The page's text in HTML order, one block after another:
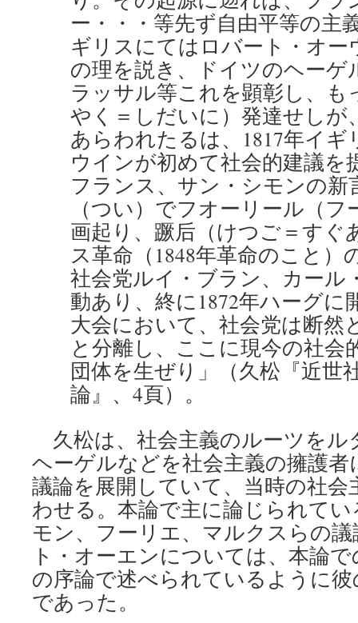
ー・・・等先ず自由平等の主
ギリスにてはロバート・オー
の理を説き、ドイツのヘーゲ
ラッサル等これを顕彰し、も
やく＝しだいに）発達せしが
あらわれたるは、1817年イギ
ウインが初めて社会的建議を
フランス、サン・シモンの新
（つい）でフオーリール（
画起り、蹶后（けつご＝すぐ
ス革命（1848年革命のこと）
社会党ルイ・ブラン、カール
動あり、終に1872年ハーグに
大会において、社会党は断然
と分離し、ここに現今の社会
団体を生ぜり」（久松『近世
論』、4頁）。
久松は、社会主義のルーツをル
ヘーゲルなどを社会主義の擁護
議論を展開していて、当時の社会
わせる。本論で主に論じられて
モン、フーリエ、マルクスらの
ト・オーエンについては、本論
の序論で述べられているように
であった。